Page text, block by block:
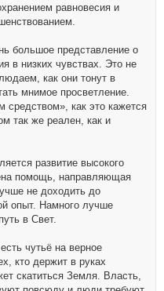
равновесия и
большое представление о
в низких чувствах. Это не
как они тонут в
мнимое просветление.
средством», как это кажется
так же реален, как и
развитие высокого
помощь, направляющая
не доходить до
опыт. Намного лучше
в Свет.
чутьё на верное
кто держит в руках
скатиться Земля. Власть,